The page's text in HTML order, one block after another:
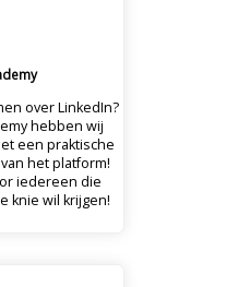
over LinkedIn?
hebben wij
een praktische
het platform!
iedereen die
knie wil krijgen!